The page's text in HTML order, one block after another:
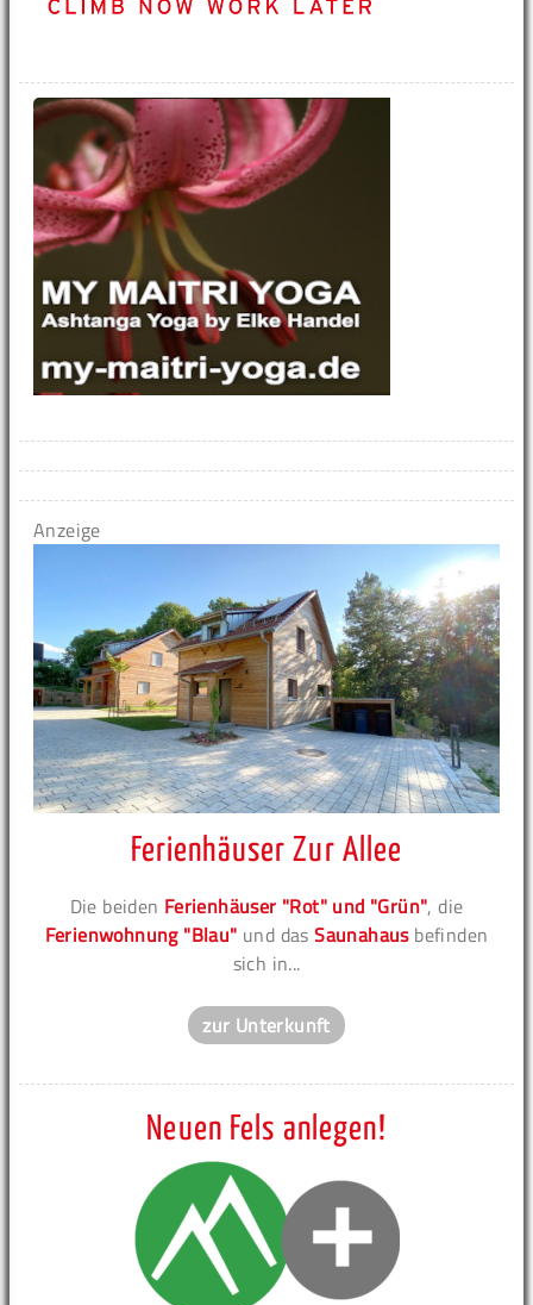
Anzeige
Ferienhäuser Zur Allee
Die beiden Ferienhäuser "Rot" und "Grün", die
Ferienwohnung "Blau" und dasSaunahausbefinden
sich in...
zur Unterkunft
Neuen Fels anlegen!